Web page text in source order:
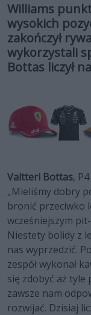
Williams
wysokich
zakończył
wykorzystali
Bottas liczył
Valtteri Bottas, P4
„Mieliśmy dobry
bronić przeciwko
wcześniejszym
Niestety bolidy z
nas wyprzedzić.
zespół wykonał
się zdobyć aż
zawsze nam
rozwijać. Dzisiaj